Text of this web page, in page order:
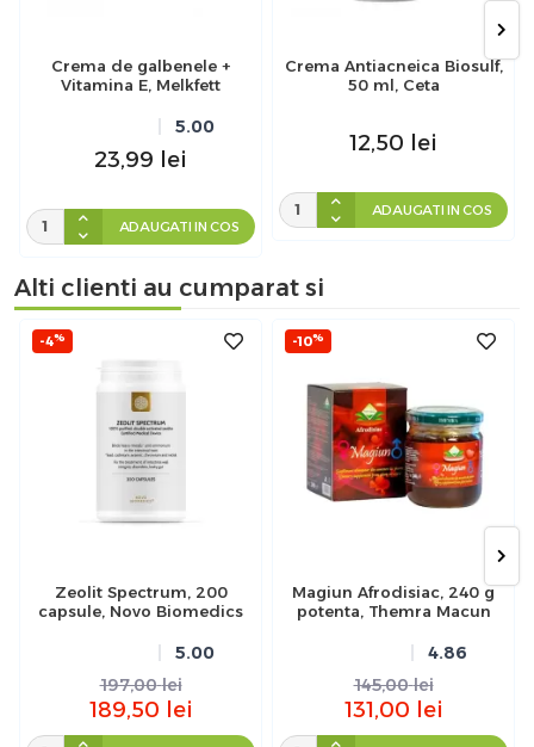
Crema de galbenele +
Vitamina E, Melkfett
5.00
23,99 lei
ADAUGATI IN COS
Crema Antiacneica Biosulf,
50 ml, Ceta
12,50 lei
ADAUGATI IN COS
Alti clienti au cumparat si
-4%
Zeolit Spectrum, 200
capsule, Novo Biomedics
5.00
197,00 lei
189,50 lei
-10%
Magiun Afrodisiac, 240 g
potenta, Themra Macun
4.86
145,00 lei
131,00 lei